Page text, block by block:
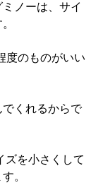
ノーは、サイ
度のものがいい
くれるからで
ズを小さくして
。